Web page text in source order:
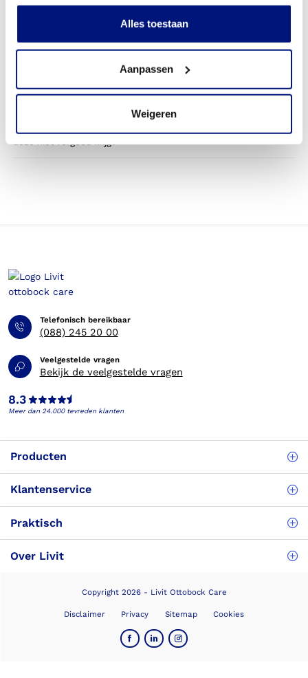
Alles toestaan
Aanpassen
Weigeren
Wat valt er binnen de vergoeding van een knieorthese?
Wordt een knieorthese die ik gebruik voor sporten betaald
door mijn zorgverzekering?
Betaal ik een eigen bijdrage voor de knieorthese?
deze niet vergoed krijg?
Telefonisch bereikbaar
(088) 245 20 00
Veelgestelde vragen
Bekijk de veelgestelde vragen
8.3
Meer dan 24.000 tevreden klanten
Producten
Klantenservice
Praktisch
Over Livit
Copyright 2026 - Livit Ottobock Care
Disclaimer Privacy Sitemap Cookies